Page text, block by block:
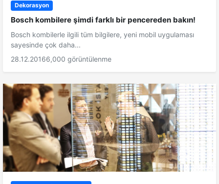
Dekorasyon
Bosch kombilere şimdi farklı bir pencereden bakın!
Bosch kombilerle ilgili tüm bilgilere, yeni mobil uygulaması
sayesinde çok daha...
28.12.20166,000 görüntülenme